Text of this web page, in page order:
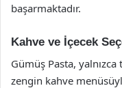
başarmaktadır.
Kahve ve İçecek
Gümüş Pasta, yalnızca
zengin kahve